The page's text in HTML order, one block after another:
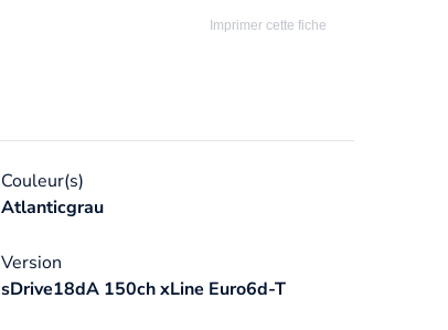
Imprimer cette fiche
Couleur(s)
Atlanticgrau
Version
sDrive18dA 150ch xLine Euro6d-T